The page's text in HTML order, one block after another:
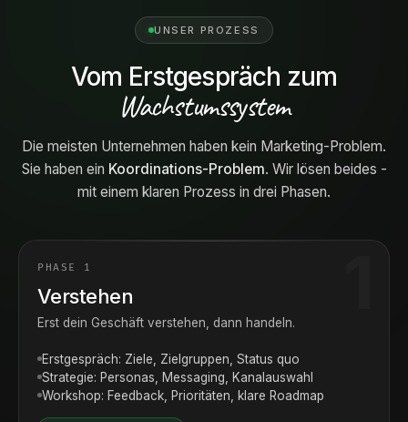
Vom Erstgespräch zum
Wachstumssystem
UNSER PROZESS
Die meisten Unternehmen haben kein Marketing-Problem.
Sie haben ein Koordinations-Problem. Wir lösen beides -
mit einem klaren Prozess in drei Phasen.
PHASE 1
Verstehen
Erst dein Geschäft verstehen, dann handeln.
Erstgespräch: Ziele, Zielgruppen, Status quo
Strategie: Personas, Messaging, Kanalauswahl
Workshop: Feedback, Prioritäten, klare Roadmap